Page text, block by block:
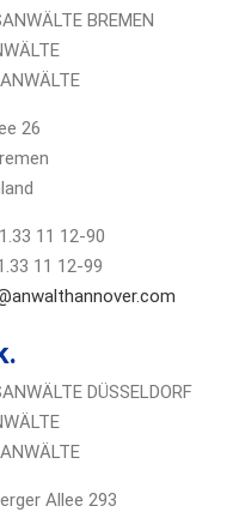
BREMEN
26
11 12-90
11 12-99
DÜSSELDORF
Allee 293